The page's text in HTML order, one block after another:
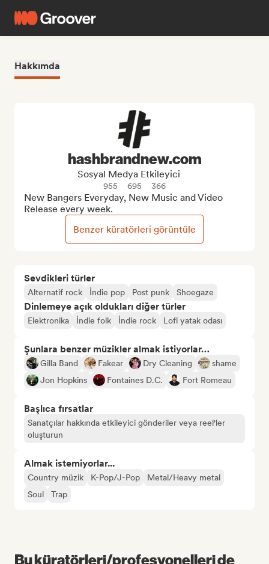
Hakkımda
Sevdikleri türler
Alternatif rock İndie pop Post punk Shoegaze
Dinlemeye açık oldukları diğer türler
Elektronika İndie folk İndie rock Lofi yatak odası
Şunlara benzer müzikler almak istiyorlar…
Gilla Band Fakear Dry Cleaning
shame
Jon Hopkins
Fontaines D.C. Fort Romeau
Başlıca fırsatlar
Sanatçılar hakkında etkileyici gönderiler veya reel'ler
oluşturun
Almak istemiyorlar...
Country müzik K-Pop/J-Pop
Metal/Heavy metal
Soul
Trap
hashbrandnew.com
Sosyal Medya Etkileyici
955 695 366
New Bangers Everyday, New Music and Video
Release every week.
Benzer küratörleri görüntüle
Bu küratörleri/profesyonelleri de